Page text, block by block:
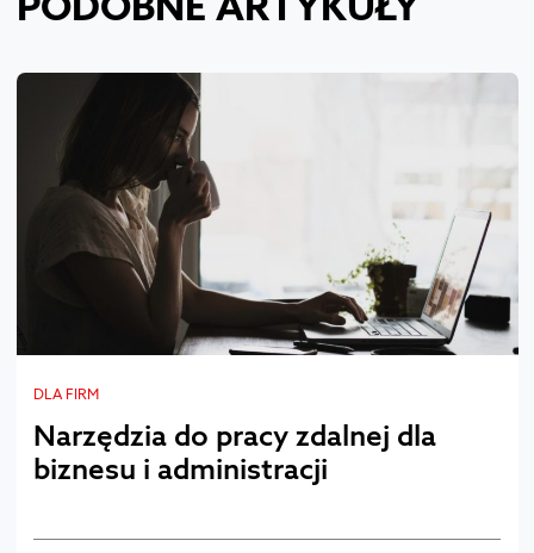
DLA FIRM
Narzędzia do pracy zdalnej dla
biznesu i administracji